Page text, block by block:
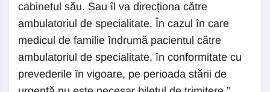
cabinetul său. Sau îl va direcționa către
ambulatoriul de specialitate. În cazul în care
medicul de familie îndrumă pacientul către
ambulatoriul de specialitate, în conformitate cu
prevederile în vigoare, pe perioada stării de